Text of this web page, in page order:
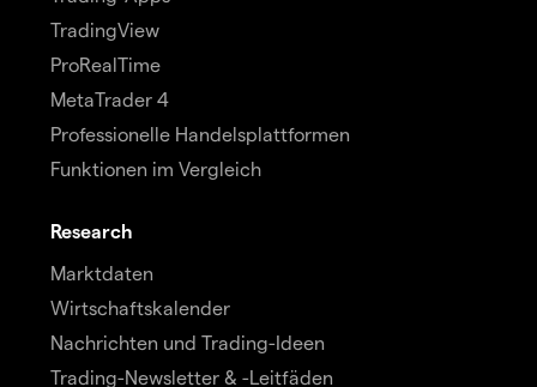
TradingView
ProRealTime
MetaTrader 4
Professionelle Handelsplattformen
Funktionen im Vergleich
Research
Marktdaten
Wirtschaftskalender
Nachrichten und Trading-Ideen
Trading-Newsletter & -Leitfäden